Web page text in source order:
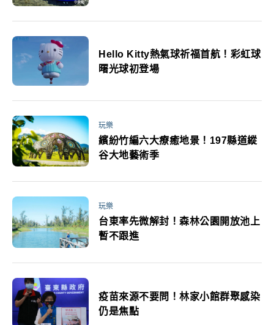
Hello Kitty熱氣球祈福首航！彩虹球
曙光球初登場
玩樂
繽紛竹編六大療癒地景！197縣道縱
谷大地藝術季
玩樂
台東率先微解封！森林公園開放池上
暫不跟進
疫苗來源不要問！林家小館群聚感染
仍是焦點